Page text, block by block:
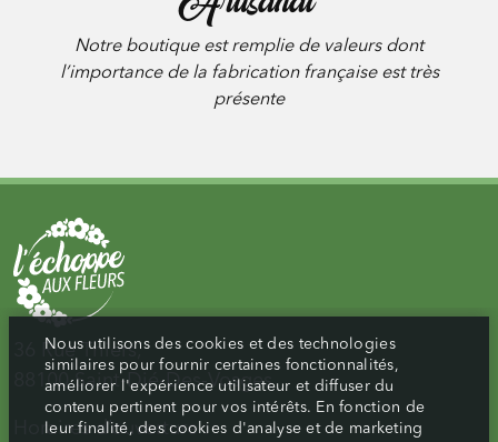
Notre boutique est remplie de valeurs dont
l’importance de la fabrication française est très
présente
36 Rue Thiers,
88100 Saint-Dié-Des-Vosges
Horaires d’ouverture :
Nous utilisons des cookies et des technologies
similaires pour fournir certaines fonctionnalités,
améliorer l'expérience utilisateur et diffuser du
contenu pertinent pour vos intérêts. En fonction de
leur finalité, des cookies d'analyse et de marketing